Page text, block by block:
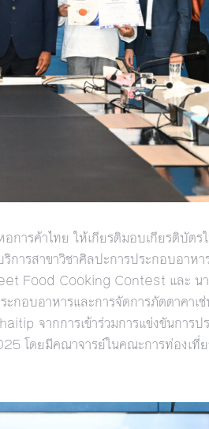
ารค้าไทย ให้เกียรติมอบเกียรติบัตร
ารสาขาวิชาศิลปะการประกอบอาหา
Food Cooking Contest และ นา
กอบอาหารและการจัดการภัตตาคาเ
จากการเข้าร่วมการแข่งขันการป
โดยมีคณาจารย์ในคณะการท่องเที่ย